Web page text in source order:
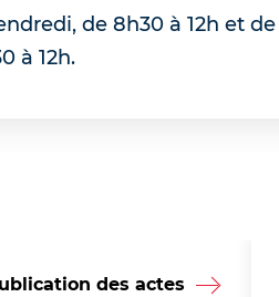
de 8h30 à 12h et de
à 12h.
des actes